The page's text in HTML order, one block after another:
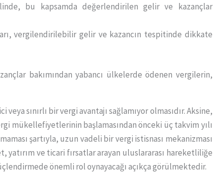
bu kapsamda değerlendirilen gelir ve kazançlar
vergilendirilebilir gelir ve kazancın tespitinde dikkate
bakımından yabancı ülkelerde ödenen vergilerin,
sınırlı bir vergi avantajı sağlamıyor olmasıdır. Aksine,
mükellefiyetlerinin başlamasından önceki üç takvim yılı
şartıyla, uzun vadeli bir vergi istisnası mekanizması
ve ticari fırsatlar arayan uluslararası hareketliliğe
önemli rol oynayacağı açıkça görülmektedir.